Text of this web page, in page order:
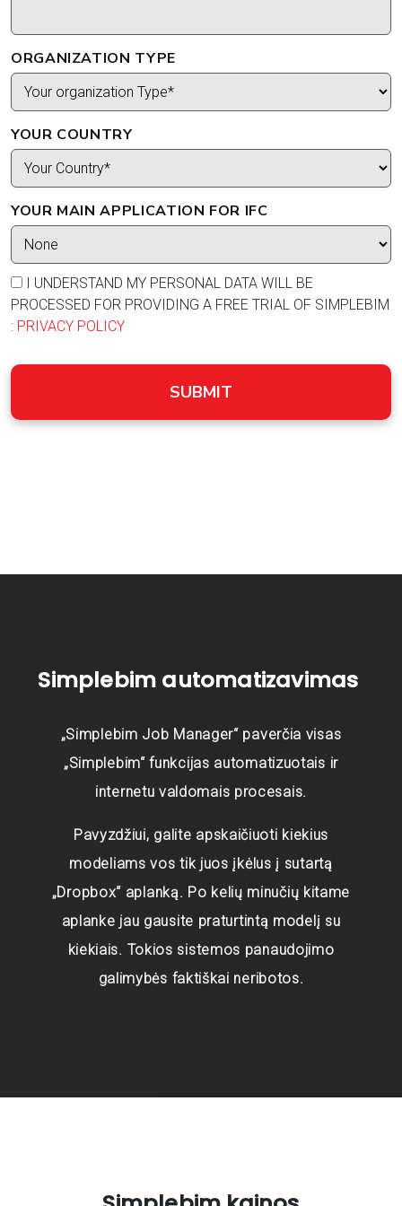
ORGANIZATION TYPE
YOUR COUNTRY
YOUR MAIN APPLICATION FOR IFC
I UNDERSTAND MY PERSONAL DATA WILL BE
PROCESSED FOR PROVIDING A FREE TRIAL OF SIMPLEBIM
: PRIVACY POLICY
SUBMIT
Simplebim automatizavimas
„Simplebim Job Manager“ paverčia visas
„Simplebim“ funkcijas automatizuotais ir
internetu valdomais procesais.
Pavyzdžiui, galite apskaičiuoti kiekius
modeliams vos tik juos įkėlus į sutartą
„Dropbox“ aplanką. Po kelių minučių kitame
aplanke jau gausite praturtintą modelį su
kiekiais. Tokios sistemos panaudojimo
galimybės faktiškai neribotos.